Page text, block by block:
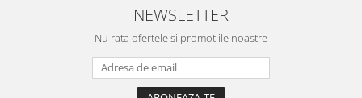
NEWSLETTER
Nu rata ofertele si promotiile noastre